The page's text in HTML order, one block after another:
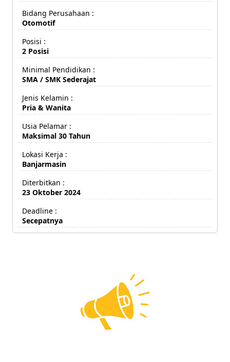
Bidang Perusahaan :
Otomotif
Posisi :
2 Posisi
Minimal Pendidikan :
SMA / SMK Sederajat
Jenis Kelamin :
Pria & Wanita
Usia Pelamar :
Maksimal 30 Tahun
Lokasi Kerja :
Banjarmasin
Diterbitkan :
23 Oktober 2024
Deadline :
Secepatnya